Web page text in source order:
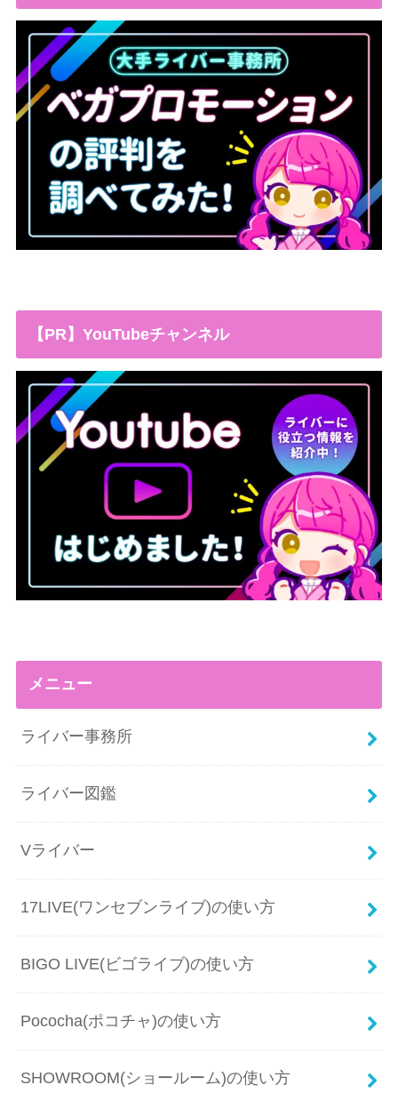
【PR】YouTubeチャンネル
メニュー
ライバー事務所
ライバー図鑑
Vライバー
17LIVE(ワンセブンライブ)の使い方
BIGO LIVE(ビゴライブ)の使い方
Pococha(ポコチャ)の使い方
SHOWROOM(ショールーム)の使い方